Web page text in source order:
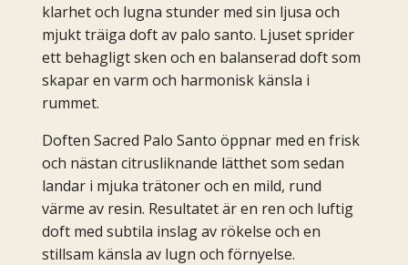
klarhet och lugna stunder med sin ljusa och
mjukt träiga doft av palo santo. Ljuset sprider
ett behagligt sken och en balanserad doft som
skapar en varm och harmonisk känsla i
rummet.
Doften Sacred Palo Santo öppnar med en frisk
och nästan citrusliknande lätthet som sedan
landar i mjuka trätoner och en mild, rund
värme av resin. Resultatet är en ren och luftig
doft med subtila inslag av rökelse och en
stillsam känsla av lugn och förnyelse.